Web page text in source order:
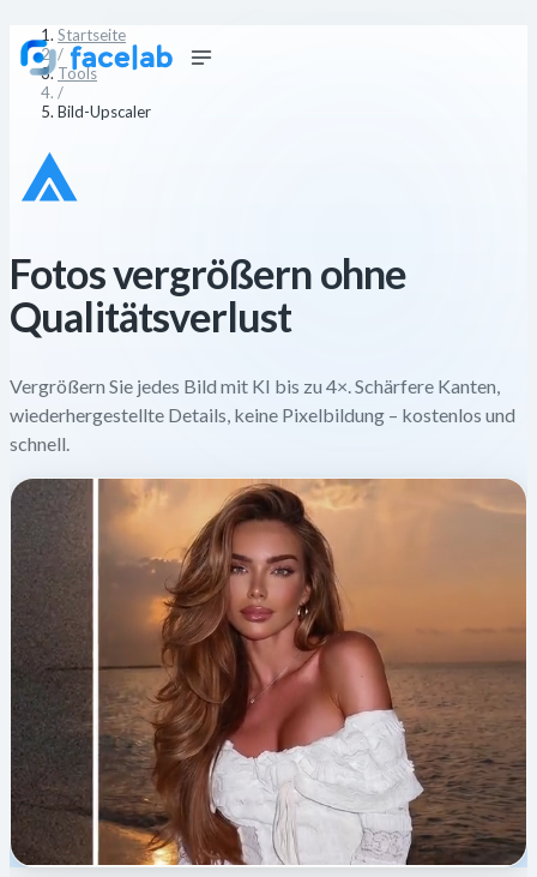
Startseite
/
Tools
/
Bild-Upscaler
Fotos vergrößern ohne
Qualitätsverlust
Vergrößern Sie jedes Bild mit KI bis zu 4×. Schärfere Kanten,
wiederhergestellte Details, keine Pixelbildung – kostenlos und
schnell.